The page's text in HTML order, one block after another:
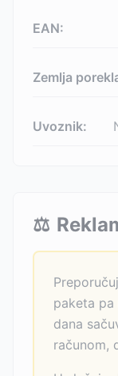
EAN:
Zemlja
Uvoznik:
⚖️
paketa pa
dana
računom,